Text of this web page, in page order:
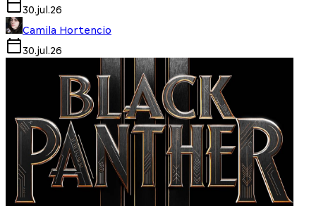
30.jul.26
Camila Hortencio
30.jul.26